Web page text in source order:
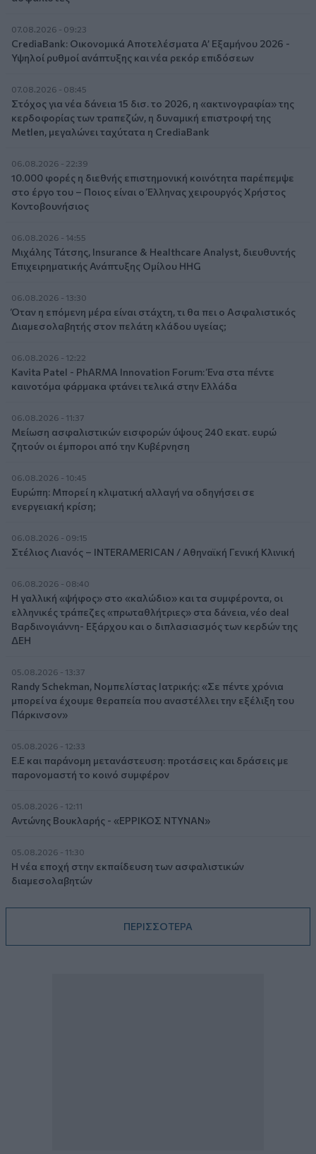
07.08.2026 - 09:23
CrediaBank: Οικονομικά Αποτελέσματα A’ Εξαμήνου 2026 -
Υψηλοί ρυθμοί ανάπτυξης και νέα ρεκόρ επιδόσεων
07.08.2026 - 08:45
Στόχος για νέα δάνεια 15 δισ. το 2026, η «ακτινογραφία» της
κερδοφορίας των τραπεζών, η δυναμική επιστροφή της
Metlen, μεγαλώνει ταχύτατα η CrediaBank
06.08.2026 - 22:39
10.000 φορές η διεθνής επιστημονική κοινότητα παρέπεμψε
στο έργο του – Ποιος είναι ο Έλληνας χειρουργός Χρήστος
Κοντοβουνήσιος
06.08.2026 - 14:55
Μιχάλης Τάτσης, Insurance & Healthcare Analyst, διευθυντής
Επιχειρηματικής Ανάπτυξης Ομίλου HHG
06.08.2026 - 13:30
Όταν η επόμενη μέρα είναι στάχτη, τι θα πει ο Ασφαλιστικός
Διαμεσολαβητής στον πελάτη κλάδου υγείας;
06.08.2026 - 12:22
Kavita Patel - PhARMA Innovation Forum: Ένα στα πέντε
καινοτόμα φάρμακα φτάνει τελικά στην Ελλάδα
06.08.2026 - 11:37
Μείωση ασφαλιστικών εισφορών ύψους 240 εκατ. ευρώ
ζητούν οι έμποροι από την Κυβέρνηση
06.08.2026 - 10:45
Ευρώπη: Μπορεί η κλιματική αλλαγή να οδηγήσει σε
ενεργειακή κρίση;
06.08.2026 - 09:15
Στέλιος Λιανός – INTERAMERICAN / Αθηναϊκή Γενική Κλινική
06.08.2026 - 08:40
Η γαλλική «ψήφος» στο «καλώδιο» και τα συμφέροντα, οι
ελληνικές τράπεζες «πρωταθλήτριες» στα δάνεια, νέο deal
Βαρδινογιάννη- Εξάρχου και ο διπλασιασμός των κερδών της
ΔΕΗ
05.08.2026 - 13:37
Randy Schekman, Νομπελίστας Ιατρικής: «Σε πέντε χρόνια
μπορεί να έχουμε θεραπεία που αναστέλλει την εξέλιξη του
Πάρκινσον»
05.08.2026 - 12:33
Ε.Ε και παράνομη μετανάστευση: προτάσεις και δράσεις με
παρονομαστή το κοινό συμφέρον
05.08.2026 - 12:11
Αντώνης Βουκλαρής - «ΕΡΡΙΚΟΣ ΝΤΥΝΑΝ»
05.08.2026 - 11:30
Η νέα εποχή στην εκπαίδευση των ασφαλιστικών
διαμεσολαβητών
ΠΕΡΙΣΣΟΤΕΡΑ